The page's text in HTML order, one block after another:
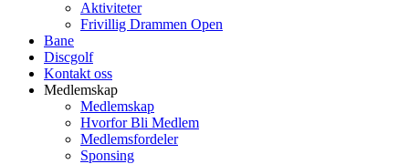
Aktiviteter
Frivillig Drammen Open
Bane
Discgolf
Kontakt oss
Medlemskap
Medlemskap
Hvorfor Bli Medlem
Medlemsfordeler
Sponsing